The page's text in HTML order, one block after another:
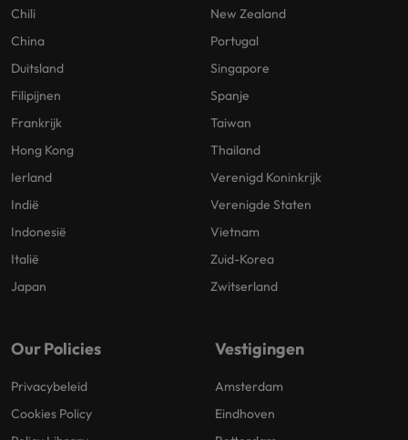
Chili
China
Duitsland
Filipijnen
Frankrijk
Hong Kong
Ierland
Indië
Indonesië
Italië
Japan
New Zealand
Portugal
Singapore
Spanje
Taiwan
Thailand
Verenigd Koninkrijk
Verenigde Staten
Vietnam
Zuid-Korea
Zwitserland
Our Policies
Privacybeleid
Cookies Policy
Vestigingen
Amsterdam
Eindhoven